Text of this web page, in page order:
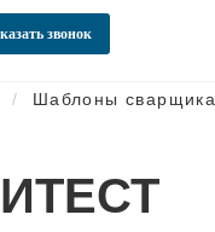
звонок
Шаблоны сварщика